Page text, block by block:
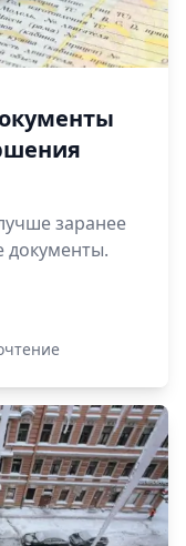
заранее
документы.